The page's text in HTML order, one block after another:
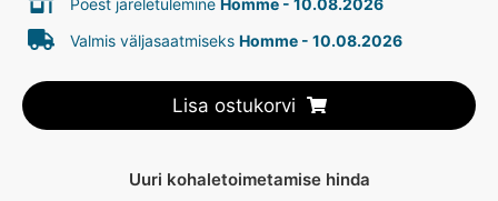
Valmis väljasaatmiseks Homme - 10.08.2026
Lisa ostukorvi
Uuri kohaletoimetamise hinda